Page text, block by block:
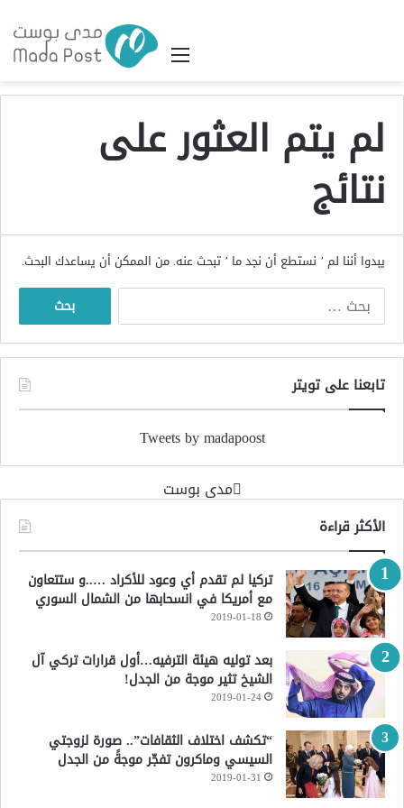
القائمة
لم يتم العثور على
نتائج
يبدوا أننا لم ’ نستطع أن نجد ما ’ تبحث عنه. من الممكن أن يساعدك البحث.
البحث
تابعنا على تويتر
Tweets by madapoost
‏مدى بوست‏
الأكثر قراءة
تركيا لم تقدم أي وعود للأكراد …..و ستتعاون
مع أمريكا في انسحابها من الشمال السوري
2019-01-18
بعد توليه هيئة الترفيه…أول قرارات تركي آل
الشيخ تثير موجة من الجدل!
2019-01-24
“تكشف اختلاف الثقافات”.. صورة لزوجتي
السيسي وماكرون تفجّر موجةً من الجدل
2019-01-31